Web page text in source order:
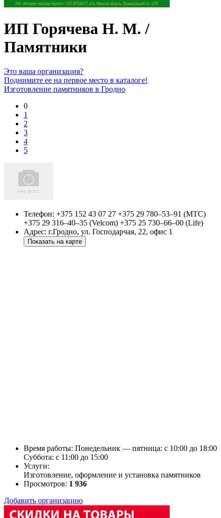
ИП Горячева Н. М. /
Памятники
Это ваша организация?
Поднимите ее на первое место в каталоге!
Изготовление памятников в Гродно
0
1
2
3
4
5
Телефон: +375 152 43 07 27 +375 29 780–53–91 (МТС)
+375 29 316–40–35 (Velcom) +375 25 730–66–00 (Life)
Адрес: г.Гродно, ул. Господарчая, 22, офис 1
Время работы: Понедельник — пятница: c 10:00 до 18:00
Суббота: c 11:00 до 15:00
Услуги:
Изготовление, оформление и установка памятников
Просмотров: 1 936
Добавить организацию